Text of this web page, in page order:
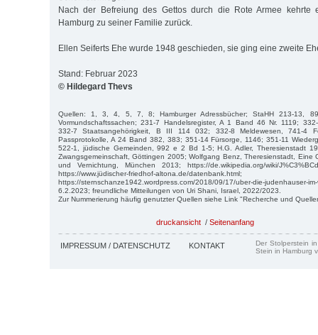
Nach der Befreiung des Gettos durch die Rote Armee
Hamburg zu seiner Familie zurück.
Ellen Seiferts Ehe wurde 1948 geschieden, sie ging eine zweite
Stand: Februar 2023
© Hildegard Thevs
Quellen: 1, 3, 4, 5, 7, 8; Hamburger Adressbücher; StaHH 213-13,
Vormundschaftssachen; 231-7 Handelsregister, A 1 Band 46 Nr. 1119;
332-7 Staatsangehörigkeit, B III 114 032; 332-8 Meldewesen, 741-4
Passprotokolle, A 24 Band 382, 383; 351-14 Fürsorge, 1146; 351-11
522-1, jüdische Gemeinden, 992 e 2 Bd 1-5; H.G. Adler, Theresienstadt
Zwangsgemeinschaft, Göttingen 2005; Wolfgang Benz, Theresienstadt, Eine
und Vernichtung, München 2013; https://de.wikipedia.org/wiki/
https://www.jüdischer-friedhof-altona.de/datenbank.html;
https://sternschanze1942.wordpress.com/2018/09/17/uber-die-
6.2.2023; freundliche Mitteilungen von Uri Shani, Israel, 2022/2023.
Zur Nummerierung häufig genutzter Quellen siehe Link "Recherche und
druckansicht / Seitenanfang
IMPRESSUM / DATENSCHUTZ KONTAKT
Der Stolperstein
Stein in Hamburg